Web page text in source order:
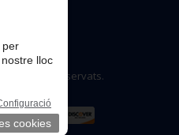
els drets reservats.
per
lloc
cookies